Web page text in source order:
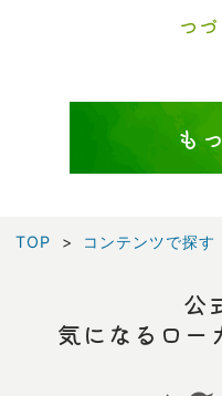
つ
も
TOP コンテンツで探
公
気になるロー